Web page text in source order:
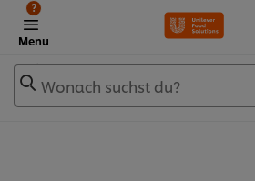
Menu
?
Wonach suchst du?